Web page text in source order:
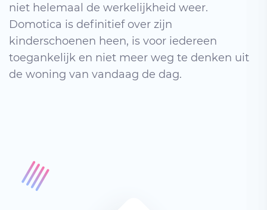
niet helemaal de werkelijkheid weer.
Domotica is definitief over zijn
kinderschoenen heen, is voor iedereen
toegankelijk en niet meer weg te denken uit
de woning van vandaag de dag.